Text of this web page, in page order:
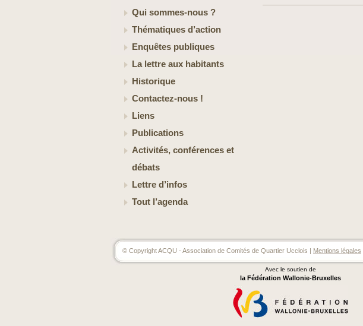
Qui sommes-nous ?
Thématiques d’action
Enquêtes publiques
La lettre aux habitants
Historique
Contactez-nous !
Liens
Publications
Activités, conférences et
débats
Lettre d’infos
Tout l’agenda
© Copyright ACQU - Association de Comités de Quartier Ucclois | Mentions légales
Avec le soutien de
la Fédération Wallonie-Bruxelles